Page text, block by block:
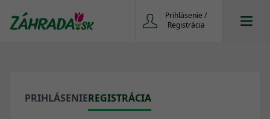
Prihlásenie /
Registrácia
PRIHLÁSENIEREGISTRÁCIA